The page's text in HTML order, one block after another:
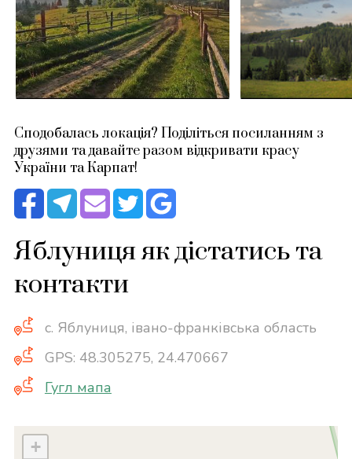
Сподобалась локація? Поділіться посиланням з
друзями та давайте разом відкривати красу
України та Карпат!
Яблуниця як дістатись та
контакти
с. Яблуниця, івано-франківська область
GPS: 48.305275, 24.470667
Гугл мапа
+